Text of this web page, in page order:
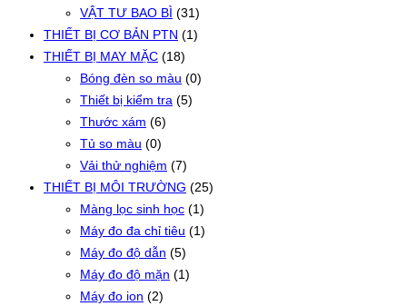
VẬT TƯ BAO BÌ (31)
THIẾT BỊ CƠ BẢN PTN (1)
THIẾT BỊ MAY MẶC (18)
Bóng đèn so màu (0)
Thiết bị kiểm tra (5)
Thước xám (6)
Tủ so màu (0)
Vải thử nghiệm (7)
THIẾT BỊ MÔI TRƯỜNG (25)
Màng lọc sinh học (1)
Máy đo đa chỉ tiêu (1)
Máy đo độ dẫn (5)
Máy đo độ mặn (1)
Máy đo ion (2)